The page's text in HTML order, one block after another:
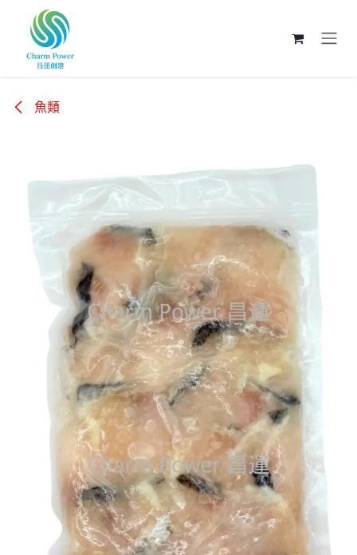
跳至內容
魚類